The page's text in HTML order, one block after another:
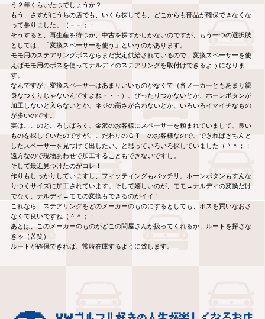
う２年くらいたつでしょうか？
もう、さすがにうちの店でも、いくら探しても、どこからも部品が確保できなくな
って参りました。（－－；；
そうすると、再生産を待つか、中古を探すかしかないのですが、もう一つの選択肢
としては、「変換スペーサーを使う」というのがあります。
モモ用のステアリングボスならまだ安定供給されているので、変換スペーサーを使
えばモモ用のボスを使ってナルディのステアリングを取付けできるようになりま
す。
なんですが、変換スペーサーはあまりいいものがなくて（各メーカーともあまり親
身なつくりじゃないんですよね・・・）、ぴったりつかないとか、ホーンボタンが
加工しないと入らないとか、ネジの高さが合わないとか、いろいろイマイチなもの
が多いのです。
実はここのところしばらく、金沢のお客様にスペーサーを頼まれていまして、良い
ものを探していたのですが、こだわりのＧＴＩのお客様なので、できればきちんと
したスペーサーを見つけて出したい、と思っていろいろ探していました（＾＾；；
遠方なので現物あわせで加工することもできないですし。
そして最近見つけたのがコレ！
作りもしっかりしていますし、フィッティングもバッチリ。ホーンボタンもすんな
りつくサイズに加工されています。そして嬉しいのが、モモ→ナルディの変換だけ
でなく、ナルディ→モモの変換もできるのがイイ！
これなら、ステアリングをどのメーカーのものにするとしても、ボスを買いなおさ
なくて良いですね（＾＾；；
あとは、このメーカーのものがどこの問屋さんが扱ってくれるか、ルートを探さな
きゃ（苦笑）
ルートが確保できれば、常時在庫するように致します。